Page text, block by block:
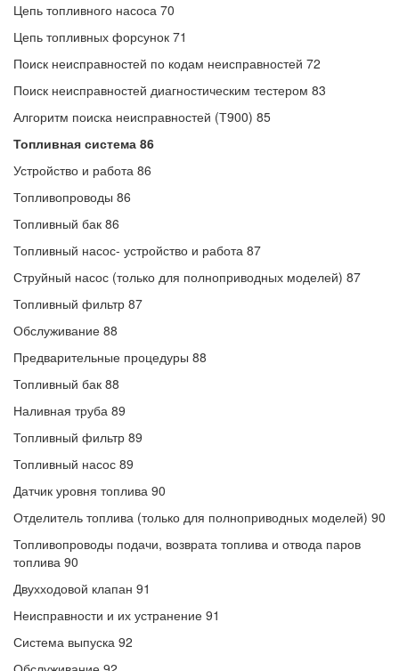
Цепь топливного насоса 70
Цепь топливных форсунок 71
Поиск неисправностей по кодам неисправностей 72
Поиск неисправностей диагностическим тестером 83
Алгоритм поиска неисправностей (Т900) 85
Топливная система 86
Устройство и работа 86
Топливопроводы 86
Топливный бак 86
Топливный насос- устройство и работа 87
Струйный насос (только для полноприводных моделей) 87
Топливный фильтр 87
Обслуживание 88
Предварительные процедуры 88
Топливный бак 88
Наливная труба 89
Топливный фильтр 89
Топливный насос 89
Датчик уровня топлива 90
Отделитель топлива (только для полноприводных моделей) 90
Топливопроводы подачи, возврата топлива и отвода паров
топлива 90
Двухходовой клапан 91
Неисправности и их устранение 91
Система выпуска 92